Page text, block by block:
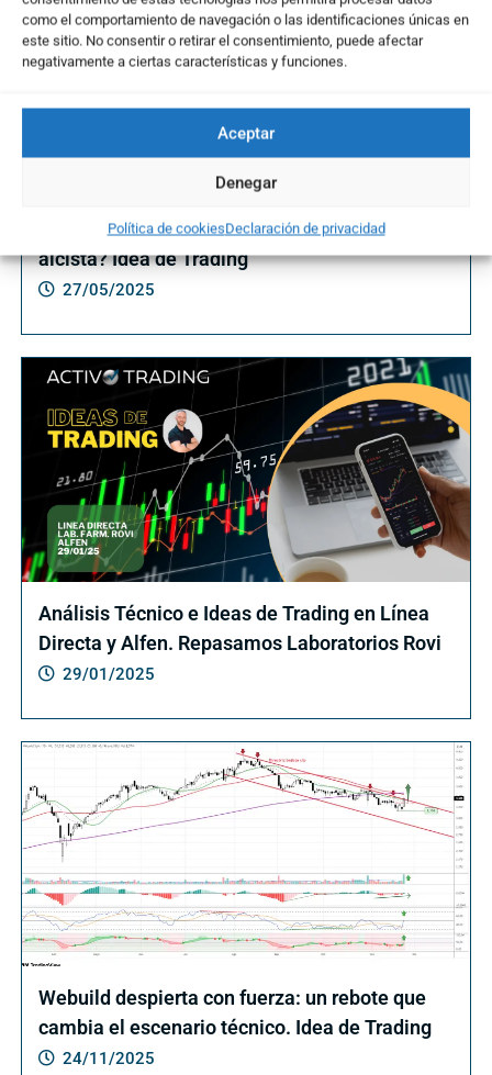
como el comportamiento de navegación o las identificaciones únicas en
este sitio. No consentir o retirar el consentimiento, puede afectar
negativamente a ciertas características y funciones.
Aceptar
Denegar
Política de cookiesDeclaración de privacidad
¿Tubos Reunidos activa un nuevo tramo
alcista? Idea de Trading
27/05/2025
Análisis Técnico e Ideas de Trading en Línea
Directa y Alfen. Repasamos Laboratorios Rovi
29/01/2025
Webuild despierta con fuerza: un rebote que
cambia el escenario técnico. Idea de Trading
24/11/2025